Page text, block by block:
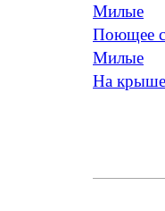
Милые
Поющее
Милые
На крыше